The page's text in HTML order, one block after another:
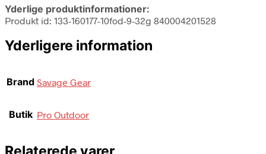
Yderlige produktinformationer:
Produkt id: 133-160177-10fod-9-32g 840004201528
Yderligere information
Brand Savage Gear
Butik Pro Outdoor